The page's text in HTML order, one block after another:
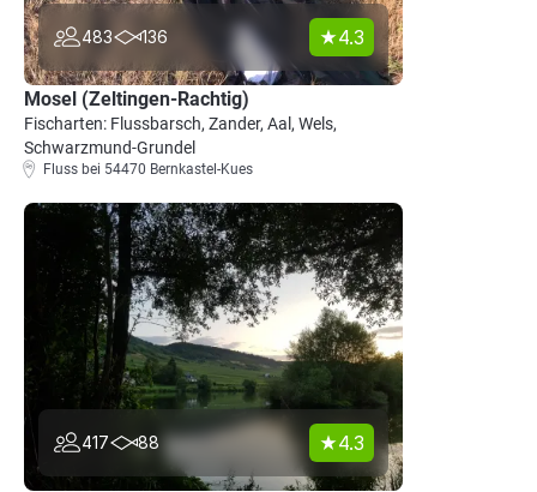
483 136 4.3
Mosel (Zeltingen-Rachtig)
Fischarten: Flussbarsch, Zander, Aal, Wels,
Schwarzmund-Grundel
Fluss bei 54470 Bernkastel-Kues
417 88 4.3